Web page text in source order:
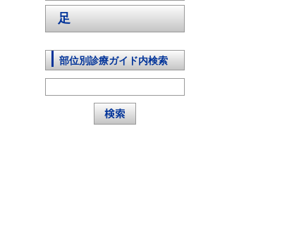
足
部位別診療ガイド内検索